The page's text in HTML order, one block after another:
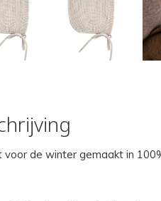
de winter gemaakt in